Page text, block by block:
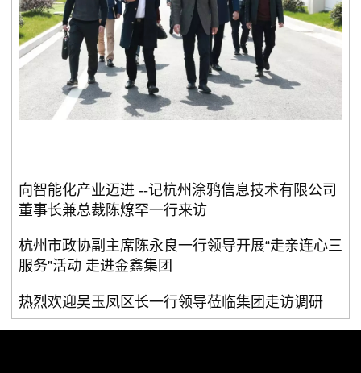
向智能化产业迈进 --记杭州涂鸦信息技术有限公司
董事长兼总裁陈燎罕一行来访
杭州市政协副主席陈永良一行领导开展“走亲连心三
服务”活动 走进金鑫集团
热烈欢迎吴玉凤区长一行领导莅临集团走访调研